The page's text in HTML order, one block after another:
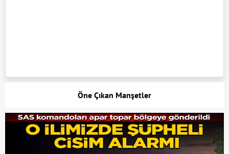
Öne Çıkan Manşetler